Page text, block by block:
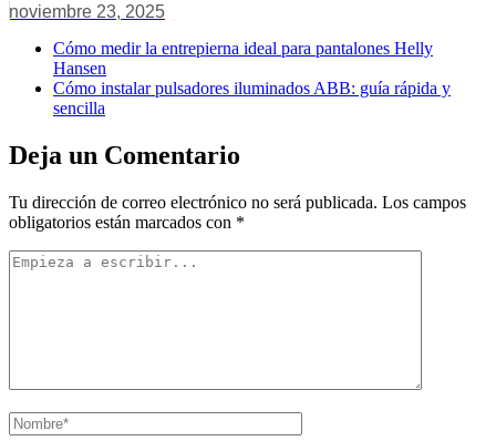
noviembre 23, 2025
Cómo medir la entrepierna ideal para pantalones Helly
Hansen
Cómo instalar pulsadores iluminados ABB: guía rápida y
sencilla
Deja un Comentario
Tu dirección de correo electrónico no será publicada. Los campos
obligatorios están marcados con *